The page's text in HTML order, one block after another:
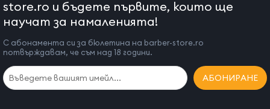
store.ro и бъдете първите, които ще
научат за намаленията!
С абонамента си за бюлетина на barber-store.ro
потвърждавам, че съм над 18 години.
АБОНИРАНЕ